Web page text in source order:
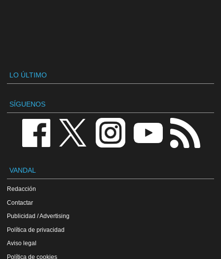
LO ÚLTIMO
SÍGUENOS
VANDAL
Redacción
Contactar
Publicidad / Advertising
Política de privacidad
Aviso legal
Política de cookies